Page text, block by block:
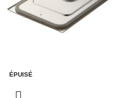
ÉPUISÉ